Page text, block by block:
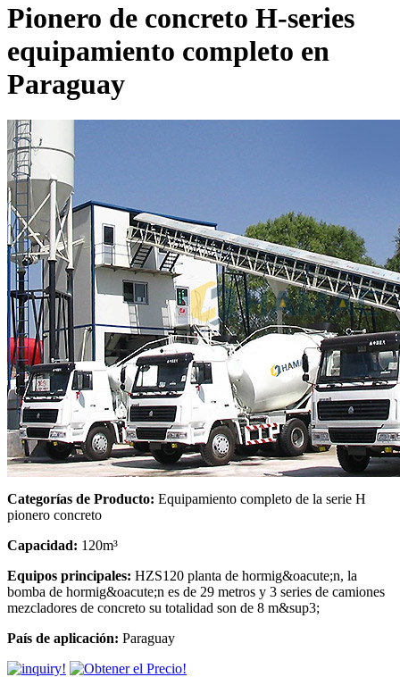
Pionero de concreto H-series
equipamiento completo en
Paraguay
Categorías de Producto: Equipamiento completo de la serie H
pionero concreto
Capacidad: 120m³
Equipos principales: HZS120 planta de hormig&oacute;n, la
bomba de hormig&oacute;n es de 29 metros y 3 series de camiones
mezcladores de concreto su totalidad son de 8 m&sup3;
País de aplicación: Paraguay